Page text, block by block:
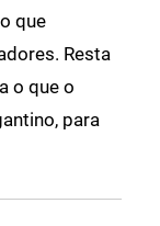
que
Resta
o que o
para